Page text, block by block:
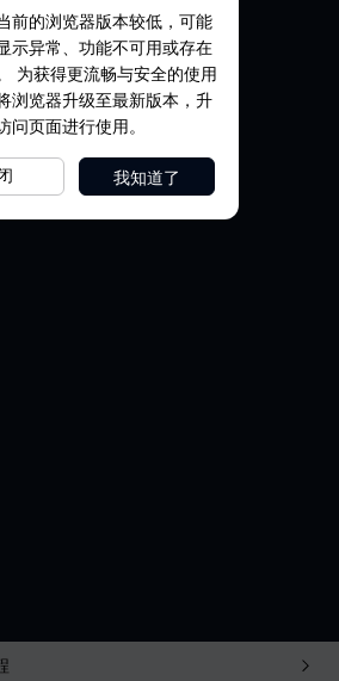
前的浏览器版本较低，可能
示异常、功能不可用或存在
为获得更流畅与安全的使用
浏览器升级至最新版本，升
问页面进行使用。
我知道了